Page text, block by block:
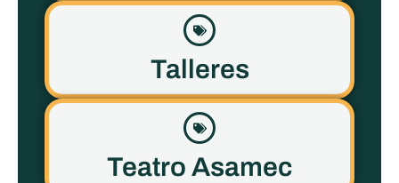
Talleres
Teatro Asamec